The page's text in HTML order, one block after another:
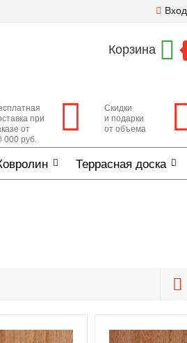
Вход
Корзина
при
от
000 руб.
Скидки
и подарки
от объема
Террасная доска